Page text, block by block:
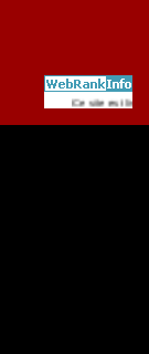
Ce site est list�